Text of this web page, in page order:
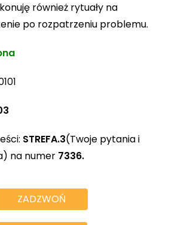
również rytuały na
po rozpatrzeniu problemu.
STREFA.3(Twoje pytania i
na numer 7336.
ZADZWOŃ